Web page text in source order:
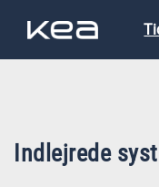
Indlejrede